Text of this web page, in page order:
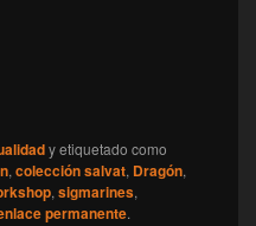
y etiquetado como
, colección salvat, Dragón,
, sigmarines,
permanente.